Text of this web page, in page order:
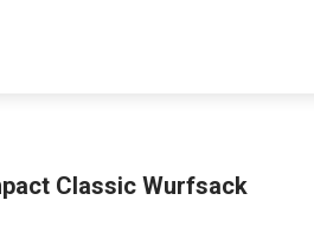
Classic Wurfsack